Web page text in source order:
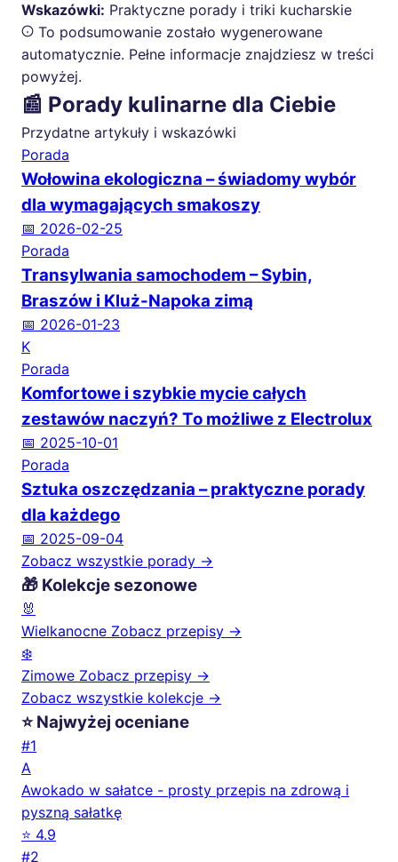
Wskazówki: Praktyczne porady i triki kucharskie
To podsumowanie zostało wygenerowane
automatycznie. Pełne informacje znajdziesz w treści
powyżej.
📰 Porady kulinarne dla Ciebie
Przydatne artykuły i wskazówki
Porada
Wołowina ekologiczna – świadomy wybór
dla wymagających smakoszy
📅 2026-02-25
Porada
Transylwania samochodem – Sybin,
Braszów i Kluż-Napoka zimą
📅 2026-01-23
K
Porada
Komfortowe i szybkie mycie całych
zestawów naczyń? To możliwe z Electrolux
📅 2025-10-01
Porada
Sztuka oszczędzania – praktyczne porady
dla każdego
📅 2025-09-04
Zobacz wszystkie porady →
🎁 Kolekcje sezonowe
🐰
Wielkanocne Zobacz przepisy →
❄️
Zimowe Zobacz przepisy →
Zobacz wszystkie kolekcje →
⭐ Najwyżej oceniane
#1
A
Awokado w sałatce - prosty przepis na zdrową i
pyszną sałatkę
⭐ 4.9
#2